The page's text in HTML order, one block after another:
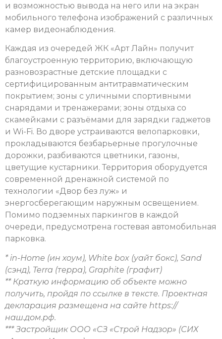
и возможностью вывода на него или на экран
мобильного телефона изображений с различных
камер видеонаблюдения.
Каждая из очередей ЖК «Арт Лайн» получит
благоустроенную территорию, включающую
разновозрастные детские площадки с
сертифицированным антитравматическим
покрытием; зоны с уличными спортивными
снарядами и тренажерами; зоны отдыха со
скамейками с разъёмами для зарядки гаджетов
и Wi-Fi. Во дворе устраиваются велопарковки,
прокладываются безбарьерные прогулочные
дорожки, разбиваются цветники, газоны,
цветущие кустарники. Территория оборудуется
современной дренажной системой по
технологии «Двор без луж» и
энергосберегающим наружным освещением.
Помимо подземных паркингов в каждой
очереди, предусмотрена гостевая автомобильная
парковка.
* in-Home (ин хоум), White box (уайт бокс), Sand
(сэнд), Terra (терра), Graphite (графит)
** Краткую информацию об объекте можно
получить, пройдя по ссылке в тексте. Проектная
декларация размещена на сайте https://
наш.дом.рф.
*** Застройщик ООО «СЗ «Строй Надзор» (СИХ